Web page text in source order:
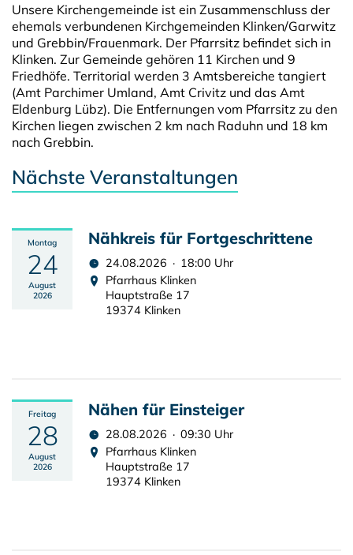
Unsere Kirchengemeinde ist ein Zusammenschluss der
ehemals verbundenen Kirchgemeinden Klinken/Garwitz
und Grebbin/Frauenmark. Der Pfarrsitz befindet sich in
Klinken. Zur Gemeinde gehören 11 Kirchen und 9
Friedhöfe. Territorial werden 3 Amtsbereiche tangiert
(Amt Parchimer Umland, Amt Crivitz und das Amt
Eldenburg Lübz). Die Entfernungen vom Pfarrsitz zu den
Kirchen liegen zwischen 2 km nach Raduhn und 18 km
nach Grebbin.
Nächste Veranstaltungen
Montag
24
August
2026
Nähkreis für Fortgeschrittene
24.08.2026 · 18:00 Uhr
Pfarrhaus Klinken
Hauptstraße 17
19374 Klinken
Freitag
28
August
2026
Nähen für Einsteiger
28.08.2026 · 09:30 Uhr
Pfarrhaus Klinken
Hauptstraße 17
19374 Klinken